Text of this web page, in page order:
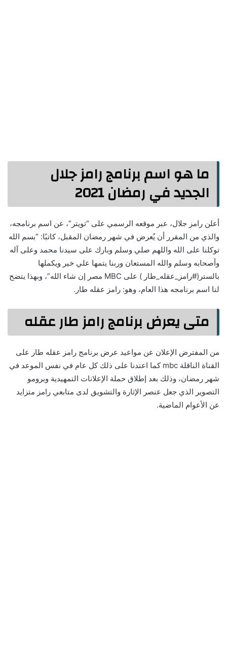
ما هو اسم برنامج رامز جلال
الجديد في رمضان 2021
أعلن رامز جلال، عبر موقعه الرسمي على “تويتر”، عن اسم برنامجه،
والذي من المقرر أن يُعرض في شهر رمضان المقبل، كاتبًا: “بسم الله
توكلنا على الله واللهم صلي وسلم وبارك على سيدنا محمد وعلى آله
وأصحابه وسلم والله المستعان وربنا يتمها علي خير ويكملها
بالستر(#رامز_عقله_طار ) على MBC مصر إن شاء الله”، وبهذا يتضح
لنا اسم برنامجه هذا العام، وهو: رامز عقله طار.
متى يعرض برنامج رامز طار عقله
من المفترض الإعلان عن مواعيد عرض برنامج رامز عقله طار على
القناة الناقلة mbc كما اعتدنا على ذلك كل عام في نفس الموعد في
شهر رمضان، وذلك بعد إطلاق حملة الإعلانات التمهيدية وبرومو
التصوير الذي جعل عنصر الإثارة والتشويق لدى متابعي رامز متزايد
عن الأعوام الماضية.